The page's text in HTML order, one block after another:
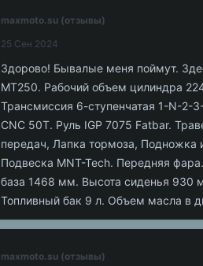
maxmoto.su (отзывы)
25 Сен 2024
Здорово! Бывалые меня поймут.
MT250. Рабочий объем цилиндра
Трансмиссия 6-ступенчатая 1-N-2-
CNC 50T. Руль IGP 7075 Fatbar.
передач, Лапка тормоза, Подножка
Подвеска MNT-Tech. Передняя
база 1468 мм. Высота сиденья 930
Топливный бак 9 л. Объем масла в
maxmoto.su (отзывы)